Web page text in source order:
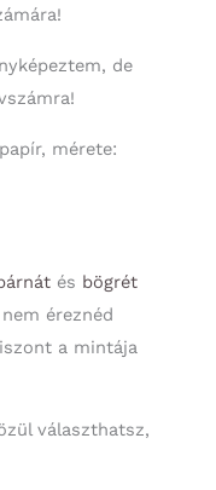
de
mérete:
és bögrét
éreznéd
a mintája
választhatsz,